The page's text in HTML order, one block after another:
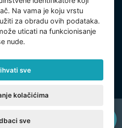
sud u Pragu, odeljak C,
26150808, Poreski
s.r.o. Všechna
Na vama je koju vrstu
za obradu ovih podataka.
uticati na funkcionisanje
nude.
sve
kolačićima
sve